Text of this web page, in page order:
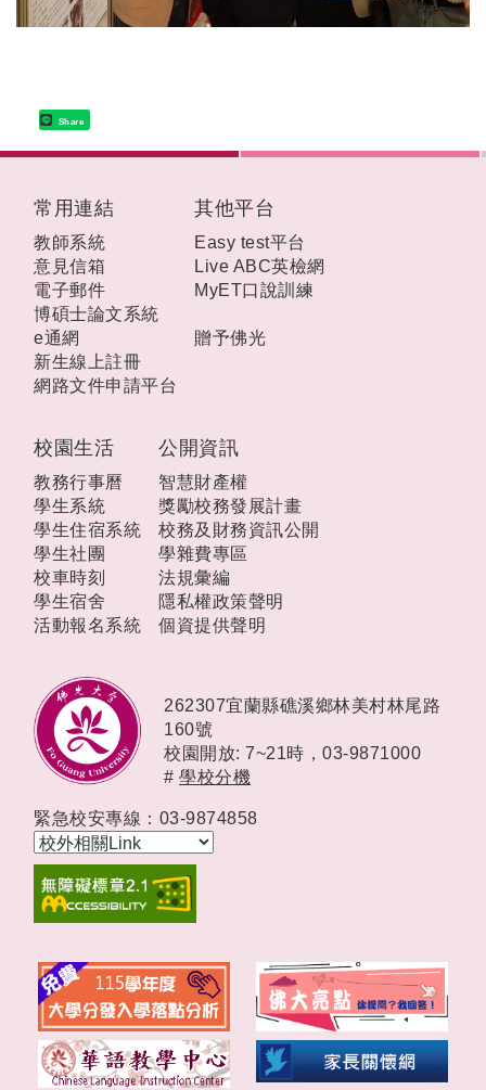
Share
校園生活
教務行事曆
學生系統
學生住宿系統
學生社團
校車時刻
學生宿舍
活動報名系統
公開資訊
智慧財產權
獎勵校務發展計畫
校務及財務資訊公開
學雜費專區
法規彙編
隱私權政策聲明
個資提供聲明
常用連結
教師系統
意見信箱
電子郵件
博碩士論文系統
e通網
新生線上註冊
網路文件申請平台
其他平台
Easy test平台
Live ABC英檢網
MyET口說訓練
贈予佛光
262307宜蘭縣礁溪鄉林美村林尾路
160號
校園開放: 7~21時， 03-9871000
# 學校分機
緊急校安專線：03-9874858